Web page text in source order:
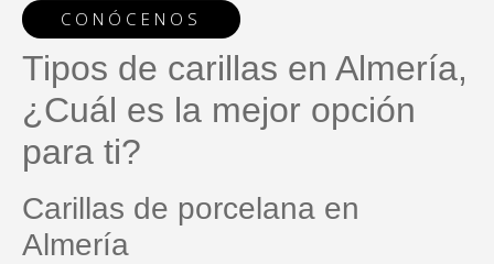
CONÓCENOS
Tipos de carillas en Almería,
¿Cuál es la mejor opción
para ti?
Carillas de porcelana en
Almería